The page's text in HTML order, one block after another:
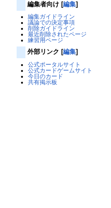
編集者向け [編集]
編集ガイドライン
議論での決定事項
削除ガイドライン
最近削除されたページ
練習用ページ
外部リンク [編集]
公式ポータルサイト
公式カードゲームサイト
今日のカード
共有掲示板